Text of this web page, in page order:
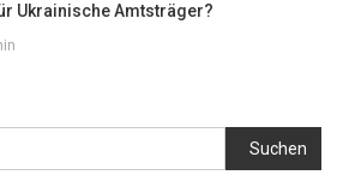
Ukrainische Amtsträger?
Suchen